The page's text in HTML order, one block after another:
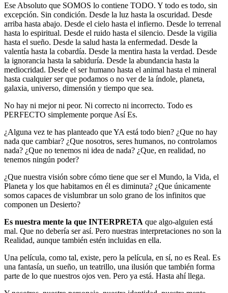
Ese Absoluto que SOMOS lo contiene TODO. Y todo es todo, sin
excepción. Sin condición. Desde la luz hasta la oscuridad. Desde
arriba hasta abajo. Desde el cielo hasta el infierno. Desde lo terrenal
hasta lo espiritual. Desde el ruido hasta el silencio. Desde la vigilia
hasta el sueño. Desde la salud hasta la enfermedad. Desde la
valentía hasta la cobardía. Desde la mentira hasta la verdad. Desde
la ignorancia hasta la sabiduría. Desde la abundancia hasta la
mediocridad. Desde el ser humano hasta el animal hasta el mineral
hasta cualquier ser que podamos o no ver de la índole, planeta,
galaxia, universo, dimensión y tiempo que sea.
No hay ni mejor ni peor. Ni correcto ni incorrecto. Todo es
PERFECTO simplemente porque Así Es.
¿Alguna vez te has planteado que YA está todo bien? ¿Que no hay
nada que cambiar? ¿Que nosotros, seres humanos, no controlamos
nada? ¿Que no tenemos ni idea de nada? ¿Que, en realidad, no
tenemos ningún poder?
¿Que nuestra visión sobre cómo tiene que ser el Mundo, la Vida, el
Planeta y los que habitamos en él es diminuta? ¿Que únicamente
somos capaces de vislumbrar un solo grano de los infinitos que
componen un Desierto?
Es nuestra mente la que INTERPRETA que algo-alguien está
mal. Que no debería ser así. Pero nuestras interpretaciones no son la
Realidad, aunque también estén incluidas en ella.
Una película, como tal, existe, pero la película, en sí, no es Real. Es
una fantasía, un sueño, un teatrillo, una ilusión que también forma
parte de lo que nuestros ojos ven. Pero ya está. Hasta ahí llega.